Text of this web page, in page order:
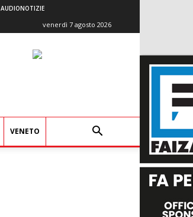
AUDIONOTIZIE
venerdì 7 agosto 2026
VENETO